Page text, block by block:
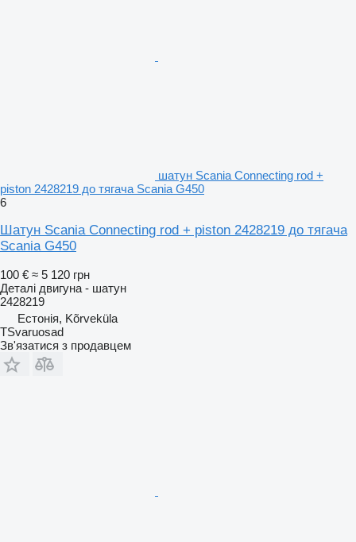
шатун Scania Connecting rod +
piston 2428219 до тягача Scania G450
6
Шатун Scania Connecting rod + piston 2428219 до тягача
Scania G450
100 € ≈ 5 120 грн
Деталі двигуна - шатун
2428219
Естонія, Kõrveküla
TSvaruosad
Зв'язатися з продавцем